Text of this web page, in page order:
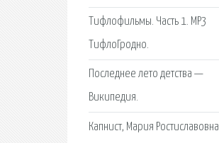
Тифлофильмы. Часть 1. MP3
ТифлоГродно.
Последнее лето детства —
Википедия.
Капнист, Мария